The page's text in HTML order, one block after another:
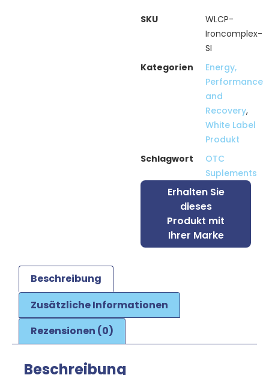
SKU
WLCP-
Ironcomplex-
SI
Kategorien
Energy,
Performance
and
Recovery,
White Label
Produkt
Schlagwort
OTC
Suplements
Erhalten Sie
dieses
Produkt mit
Ihrer Marke
Beschreibung
Zusätzliche Informationen
Rezensionen (0)
Beschreibung